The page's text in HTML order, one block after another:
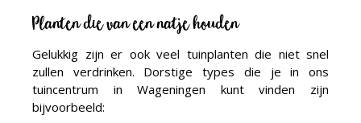
Planten die van een natje houden
Gelukkig zijn er ook veel tuinplanten die niet snel
zullen verdrinken. Dorstige types die je in ons
tuincentrum in Wageningen kunt vinden zijn
bijvoorbeeld: